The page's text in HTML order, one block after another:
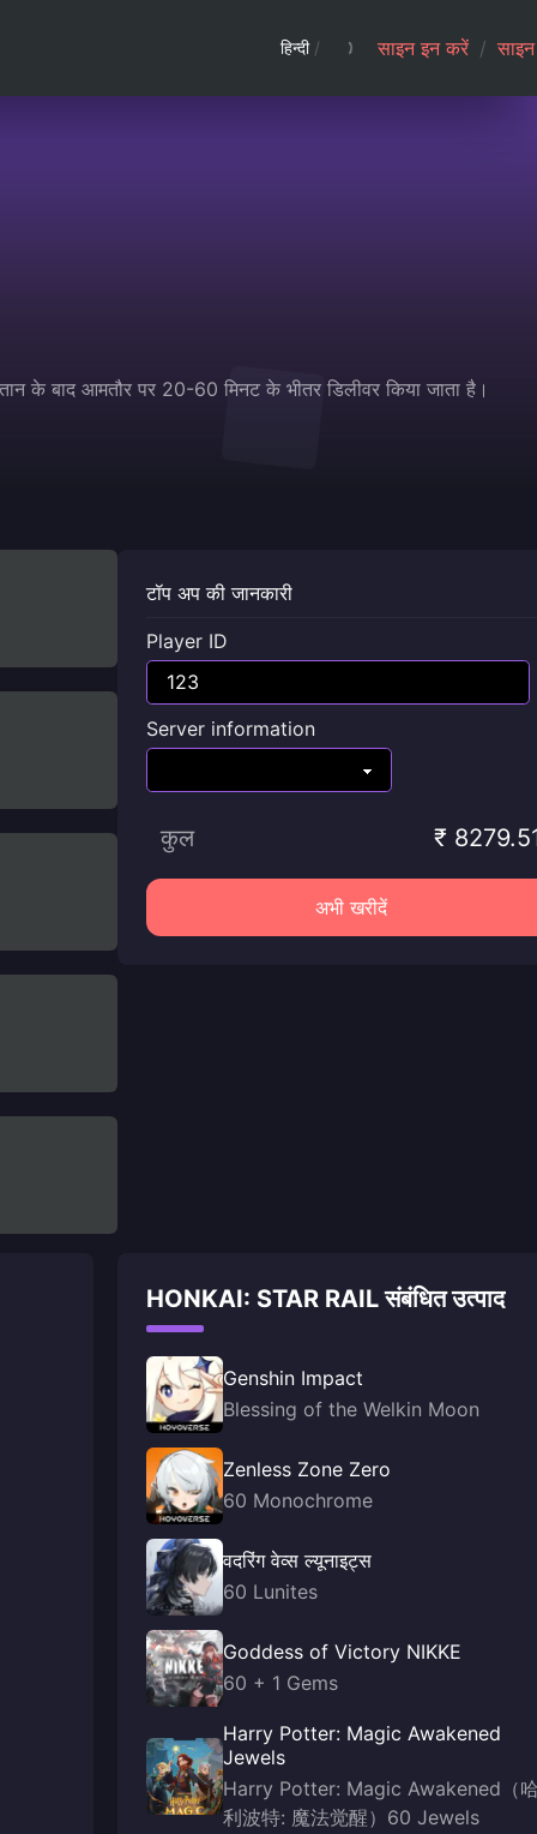
हिन्दी / साइन इन करें /
के बाद आमतौर पर 20-60 मिनट के भीतर डिलीवर किया जाता है।
टॉप अप की जानकारी
Player ID
Server information
कुल ₹
अभी खरीदें
HONKAI: STAR RAIL संबंधित उत्पाद
Genshin Impact
Blessing of the Welkin Moon
Zenless Zone Zero
60 Monochrome
वदरिंग वेव्स ल्यूनाइट्स
60 Lunites
Goddess of Victory NIKKE
60 + 1 Gems
Harry Potter: Magic Awakened
Jewels
Harry Potter: Magic Awakened（
利波特: 魔法觉醒）60 Jewels